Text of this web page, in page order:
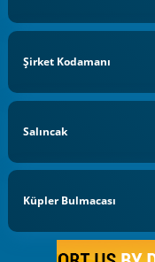
Şirket Kodamanı
Salıncak
Küpler Bulmacası